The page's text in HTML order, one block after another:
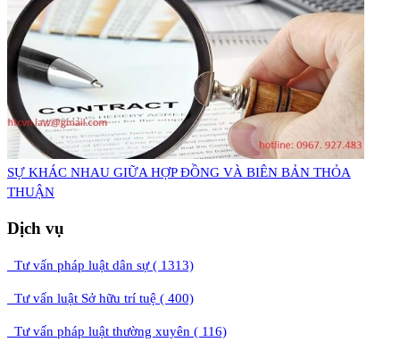
​SỰ KHÁC NHAU GIỮA HỢP ĐỒNG VÀ BIÊN BẢN THỎA
THUẬN
Dịch vụ
Tư vấn pháp luật dân sự ( 1313)
Tư vấn luật Sở hữu trí tuệ ( 400)
Tư vấn pháp luật thường xuyên ( 116)